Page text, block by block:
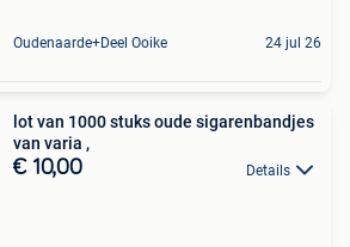
Oudenaarde+Deel Ooike 24 jul 26
lot van 1000 stuks oude sigarenbandjes
van varia ,
€ 10,00 Details